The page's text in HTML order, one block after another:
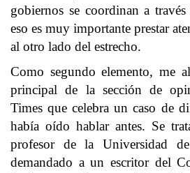
gobiernos se coordinan a
eso es muy importante prestar
al otro lado del estrecho.
Como segundo elemento, me
principal de la sección de
Times que celebra un caso de
había oído hablar antes. Se
profesor de la Universidad
demandado a un escritor del